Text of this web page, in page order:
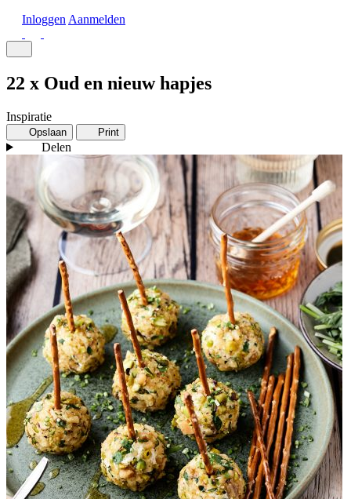
Inloggen Aanmelden
22 x Oud en nieuw hapjes
Inspiratie
Opslaan Print
Delen